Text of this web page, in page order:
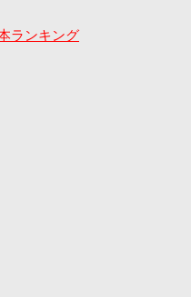
ランキング